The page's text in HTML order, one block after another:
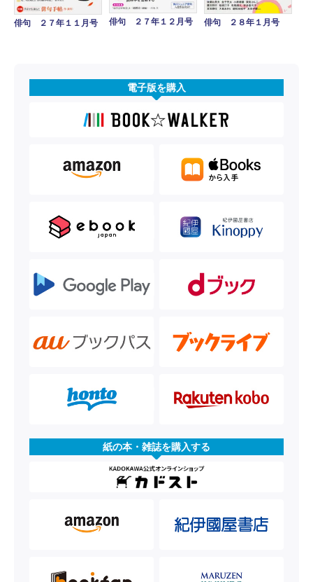
俳句 ２７年１１月号 俳句 ２７年１２月号 俳句 ２８年１月号
電子版を購入
紙の本・雑誌を購入する